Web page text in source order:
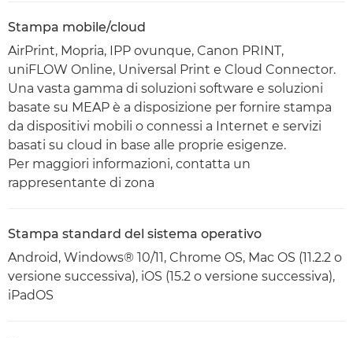
Stampa mobile/cloud
AirPrint, Mopria, IPP ovunque, Canon PRINT,
uniFLOW Online, Universal Print e Cloud Connector.
Una vasta gamma di soluzioni software e soluzioni
basate su MEAP è a disposizione per fornire stampa
da dispositivi mobili o connessi a Internet e servizi
basati su cloud in base alle proprie esigenze.
Per maggiori informazioni, contatta un
rappresentante di zona
Stampa standard del sistema operativo
Android, Windows® 10/11, Chrome OS, Mac OS (11.2.2 o
versione successiva), iOS (15.2 o versione successiva),
iPadOS